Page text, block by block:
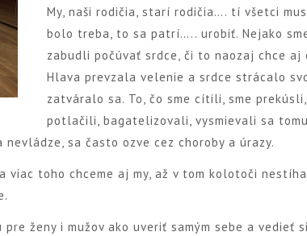
My, naši rodičia, starí rodičia…. tí všetci
bolo treba, to sa patrí….. urobiť. Nejako
zabudli počúvať srdce, či to naozaj chce aj
Hlava prevzala velenie a srdce strácalo
zatváralo sa. To, čo sme cítili, sme prekúsli,
potlačili, bagatelizovali, vysmievali sa
sa často ozve cez choroby a úrazy.
viac toho chceme aj my, až v tom kolotoči
ženy i mužov ako uveriť samým sebe a vedieť